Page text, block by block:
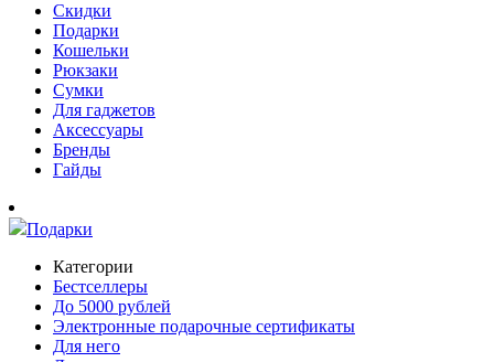
Скидки
Подарки
Кошельки
Рюкзаки
Сумки
Для гаджетов
Аксессуары
Бренды
Гайды
Подарки
Категории
Бестселлеры
До 5000 рублей
Электронные подарочные сертификаты
Для него